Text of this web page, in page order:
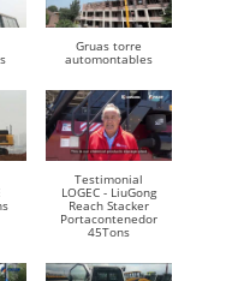
Gruas torre
automontables
Testimonial
LOGEC - LiuGong
Reach Stacker
Portacontenedor
45Tons